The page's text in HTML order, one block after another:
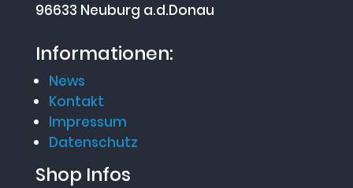
96633 Neuburg a.d.Donau
Informationen:
News
Kontakt
Impressum
Datenschutz
Shop Infos